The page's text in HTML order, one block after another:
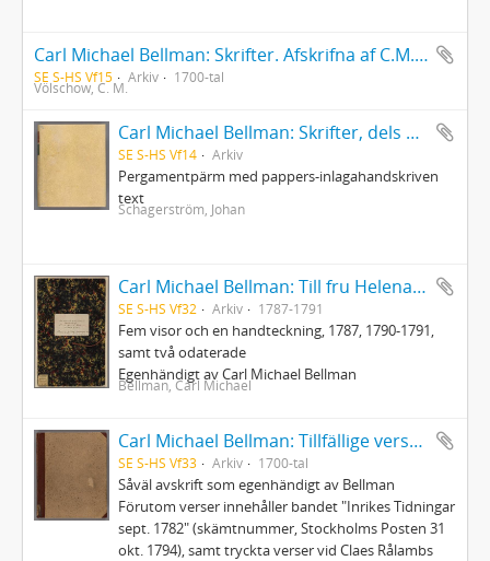
Carl Michael Bellman: Skrifter. Afskrifna af C.M. Völschow
SE S-HS Vf15 Arkiv 1700-tal
Völschow, C. M.
Carl Michael Bellman: Skrifter, dels original, dels afskrifter av Johan O. Schagerström
SE S-HS Vf14 Arkiv
Pergamentpärm med pappers-inlagahandskriven
text
Schagerström, Johan
Carl Michael Bellman: Till fru Helena Qviding, N. von Rosenstein m.fl.
SE S-HS Vf32 Arkiv 1787-1791
Fem visor och en handteckning, 1787, 1790-1791,
samt två odaterade
Egenhändigt av Carl Michael Bellman
Bellman, Carl Michael
Carl Michael Bellman: Tillfällige verser och rim skrifne och hopsamlade innom ett hus, där Auctor finner sig älskad och wälkommen
SE S-HS Vf33 Arkiv 1700-tal
Såväl avskrift som egenhändigt av Bellman
Förutom verser innehåller bandet "Inrikes Tidningar
sept. 1782" (skämtnummer, Stockholms Posten 31
okt. 1794), samt tryckta verser vid Claes Rålambs